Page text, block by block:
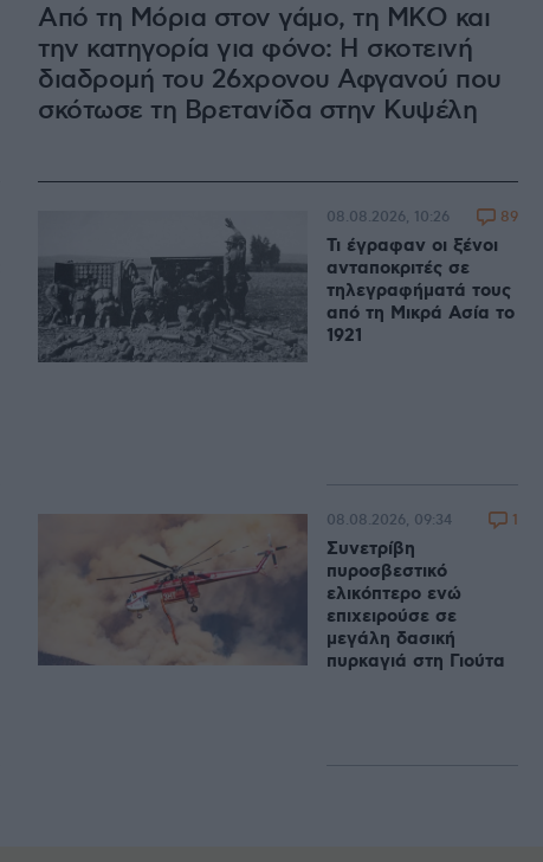
Από τη Μόρια στον γάμο, τη ΜΚΟ και
την κατηγορία για φόνο: Η σκοτεινή
διαδρομή του 26χρονου Αφγανού που
σκότωσε τη Βρετανίδα στην Κυψέλη
Τι έγραφαν οι ξένοι
ανταποκριτές σε
τηλεγραφήματά τους
από τη Μικρά Ασία το
1921
08.08.2026, 10:26 89
Συνετρίβη
πυροσβεστικό
ελικόπτερο ενώ
επιχειρούσε σε
μεγάλη δασική
πυρκαγιά στη Γιούτα
08.08.2026, 09:34 1